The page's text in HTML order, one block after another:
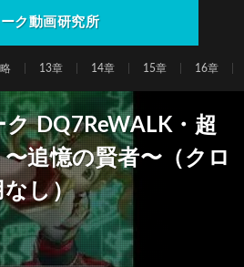
ク動画研究所
13章 14章 15章 16章
ク DQ7ReWALK・超
追憶の賢者〜（クロ
なし）